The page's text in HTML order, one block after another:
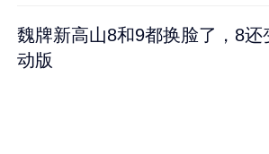
魏牌新高山8和9都换脸了，8还
动版